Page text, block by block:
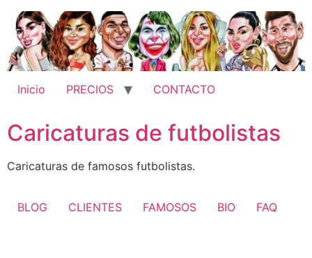
contenido
Inicio PRECIOS CONTACTO
Caricaturas de futbolistas
Caricaturas de famosos futbolistas.
BLOG CLIENTES FAMOSOS BIO FAQ